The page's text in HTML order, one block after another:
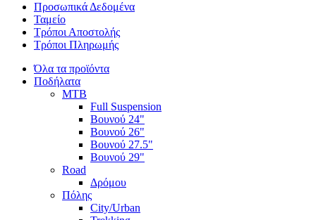
Προσωπικά Δεδομένα
Ταμείο
Τρόποι Αποστολής
Τρόποι Πληρωμής
Όλα τα προϊόντα
Ποδήλατα
MTB
Full Suspension
Βουνού 24"
Βουνού 26"
Βουνού 27.5"
Βουνού 29"
Road
Δρόμου
Πόλης
City/Urban